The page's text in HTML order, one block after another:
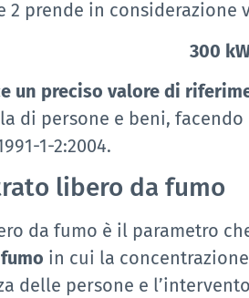
2 prende in considerazione
300
un preciso valore di
di persone e beni,
1-2:2004.
libero da fumo
da fumo è il parametro
in cui la
delle persone e